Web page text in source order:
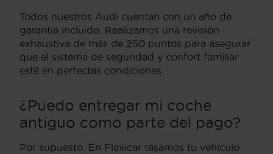
Todos nuestros Audi cuentan con un año de
garantía incluido. Realizamos una revisión
exhaustiva de más de 250 puntos para asegurar
que el sistema de seguridad y confort familiar
esté en perfectas condiciones.
¿Puedo entregar mi coche
antiguo como parte del pago?
Por supuesto. En Flexicar tasamos tu vehículo